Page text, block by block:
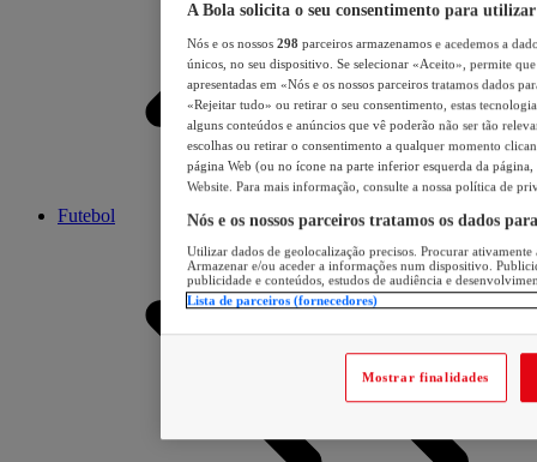
Futebol
A Bola solicita o seu consentimento para utilizar
Nós e os nossos 298 parceiros armazenamos e acedemos a
únicos, no seu dispositivo. Se selecionar «Aceito», permite
apresentadas em «Nós e os nossos parceiros tratamos dados
«Rejeitar tudo» ou retirar o seu consentimento, estas
alguns conteúdos e anúncios que vê poderão não ser tão
escolhas ou retirar o consentimento a qualquer momento
página Web (ou no ícone na parte inferior esquerda da página,
Website. Para mais informação, consulte a nossa política de
Nós e os nossos parceiros tratamos os dados
Utilizar dados de geolocalização precisos. Procurar
Armazenar e/ou aceder a informações num dispositivo.
publicidade e conteúdos, estudos de audiência e
Lista de parceiros (fornecedores)
Mostrar finalidades